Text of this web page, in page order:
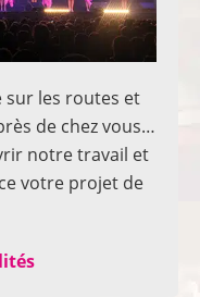
sur les routes et
de chez vous…
notre travail et
votre projet de